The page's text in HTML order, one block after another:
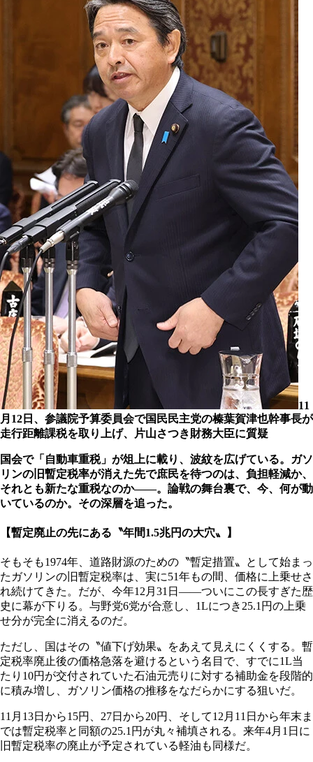
11
月12日、参議院予算委員会で国民民主党の榛葉賀津也幹事長が
走行距離課税を取り上げ、片山さつき財務大臣に質疑
国会で「自動車重税」が俎上に載り、波紋を広げている。ガソ
リンの旧暫定税率が消えた先で庶民を待つのは、負担軽減か、
それとも新たな重税なのか――。論戦の舞台裏で、今、何が動
いているのか。その深層を追った。
【暫定廃止の先にある〝年間1.5兆円の大穴〟】
そもそも1974年、道路財源のための〝暫定措置〟として始まっ
たガソリンの旧暫定税率は、実に51年もの間、価格に上乗せさ
れ続けてきた。だが、今年12月31日――ついにこの長すぎた歴
史に幕が下りる。与野党6党が合意し、1Lにつき25.1円の上乗
せ分が完全に消えるのだ。
ただし、国はその〝値下げ効果〟をあえて見えにくくする。暫
定税率廃止後の価格急落を避けるという名目で、すでに1L当
たり10円が交付されていた石油元売りに対する補助金を段階的
に積み増し、ガソリン価格の推移をなだらかにする狙いだ。
11月13日から15円、27日から20円、そして12月11日から年末ま
では暫定税率と同額の25.1円が丸々補填される。来年4月1日に
旧暫定税率の廃止が予定されている軽油も同様だ。